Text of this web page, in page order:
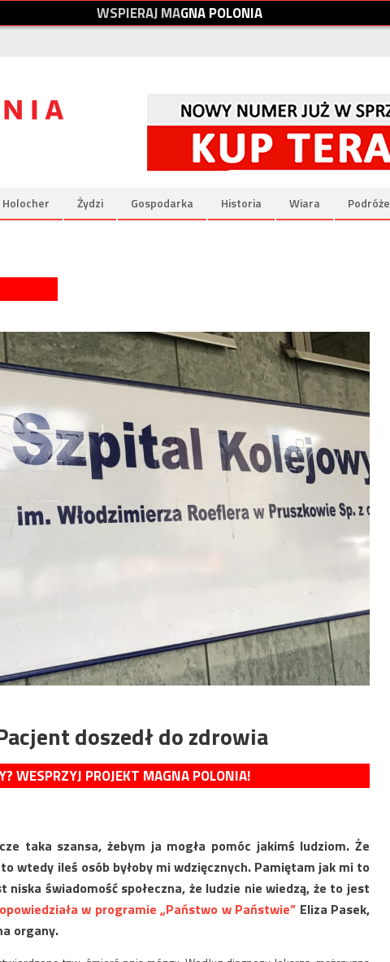
WSPIERAJMAGNAPOLONIA
Żydzi Gospodarka Historia Wiara Podróże
doszedł do zdrowia
WESPRZYJ PROJEKT MAGNA POLONIA!
taka szansa, żebym ja mogła pomóc jakimś ludziom. Że
wtedy ileś osób byłoby mi wdzięcznych. Pamiętam jak mi to
świadomość społeczna, że ludzie nie wiedzą, że to jest
opowiedziała w programie „Państwo w Państwie” Eliza Pasek,
organy.